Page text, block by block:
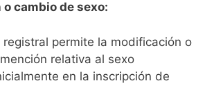
cambio de sexo:
registral permite la modificación o
relativa al sexo
en la inscripción de